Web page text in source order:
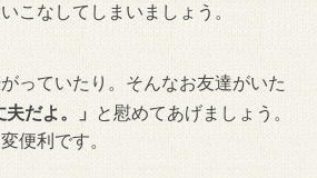
こなしてしまいましょう。
っていたり。そんなお友達がいた
夫だよ。」 と慰めてあげましょう。
便利です。